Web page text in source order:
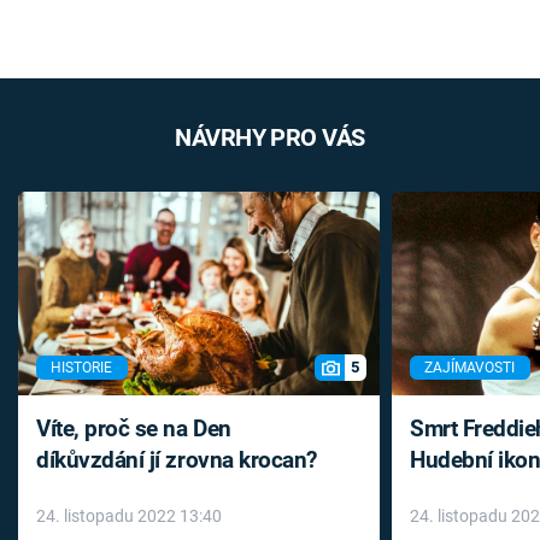
NÁVRHY PRO VÁS
HISTORIE 5
Víte, proč se na Den
díkůvzdání jí zrovna krocan?
24. listopadu 2022 13:40
ZAJÍMAVOSTI
Smrt
Hudební
léky
24. listopadu